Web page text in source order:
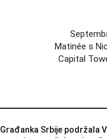
Matinée s
Capital
Građanka Srbije podržala